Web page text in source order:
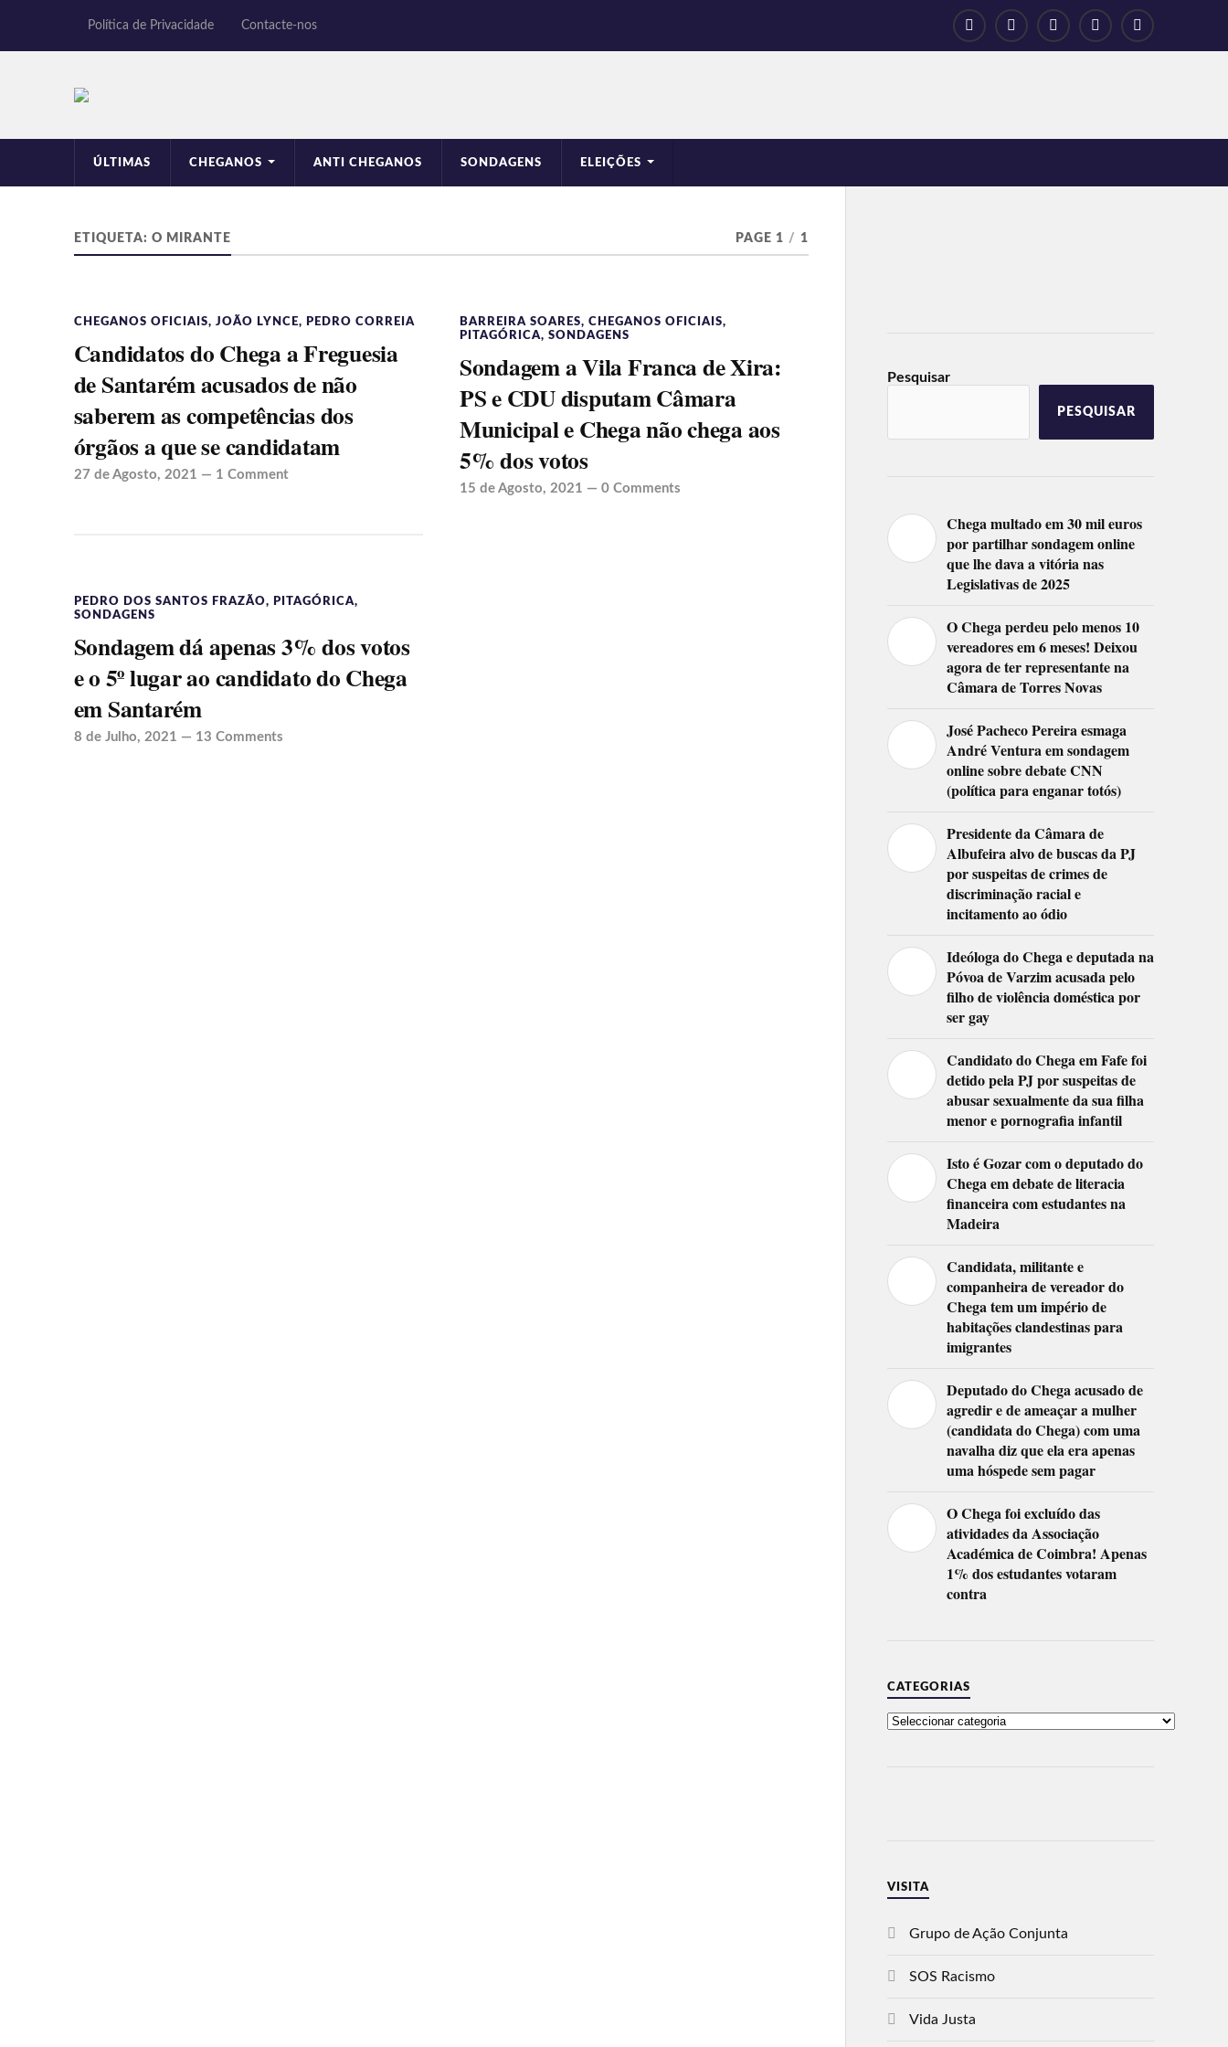
Política de Privacidade Contacte-nos
ÚLTIMAS CHEGANOS ANTI CHEGANOS SONDAGENS ELEIÇÕES
ETIQUETA: O MIRANTE PAGE 1 / 1
CHEGANOS OFICIAIS, JOÃO LYNCE, PEDRO CORREIA
Candidatos do Chega a Freguesia
de Santarém acusados de não
saberem as competências dos
órgãos a que se candidatam
27 de Agosto, 2021 — 1 Comment
BARREIRA SOARES, CHEGANOS OFICIAIS,
PITAGÓRICA, SONDAGENS
Sondagem a Vila Franca de Xira:
PS e CDU disputam Câmara
Municipal e Chega não chega aos
5% dos votos
15 de Agosto, 2021 — 0 Comments
PEDRO DOS SANTOS FRAZÃO, PITAGÓRICA,
SONDAGENS
Sondagem dá apenas 3% dos votos
e o 5º lugar ao candidato do Chega
em Santarém
8 de Julho, 2021 — 13 Comments
Pesquisar
PESQUISAR
Chega multado em 30 mil euros
por partilhar sondagem online
que lhe dava a vitória nas
Legislativas de 2025
O Chega perdeu pelo menos 10
vereadores em 6 meses! Deixou
agora de ter representante na
Câmara de Torres Novas
José Pacheco Pereira esmaga
André Ventura em sondagem
online sobre debate CNN
(política para enganar totós)
Presidente da Câmara de
Albufeira alvo de buscas da PJ
por suspeitas de crimes de
discriminação racial e
incitamento ao ódio
Ideóloga do Chega e deputada na
Póvoa de Varzim acusada pelo
filho de violência doméstica por
ser gay
Candidato do Chega em Fafe foi
detido pela PJ por suspeitas de
abusar sexualmente da sua filha
menor e pornografia infantil
Isto é Gozar com o deputado do
Chega em debate de literacia
financeira com estudantes na
Madeira
Candidata, militante e
companheira de vereador do
Chega tem um império de
habitações clandestinas para
imigrantes
Deputado do Chega acusado de
agredir e de ameaçar a mulher
(candidata do Chega) com uma
navalha diz que ela era apenas
uma hóspede sem pagar
O Chega foi excluído das
atividades da Associação
Académica de Coimbra! Apenas
1% dos estudantes votaram
contra
CATEGORIAS
VISITA
Grupo de Ação Conjunta
SOS Racismo
Vida Justa